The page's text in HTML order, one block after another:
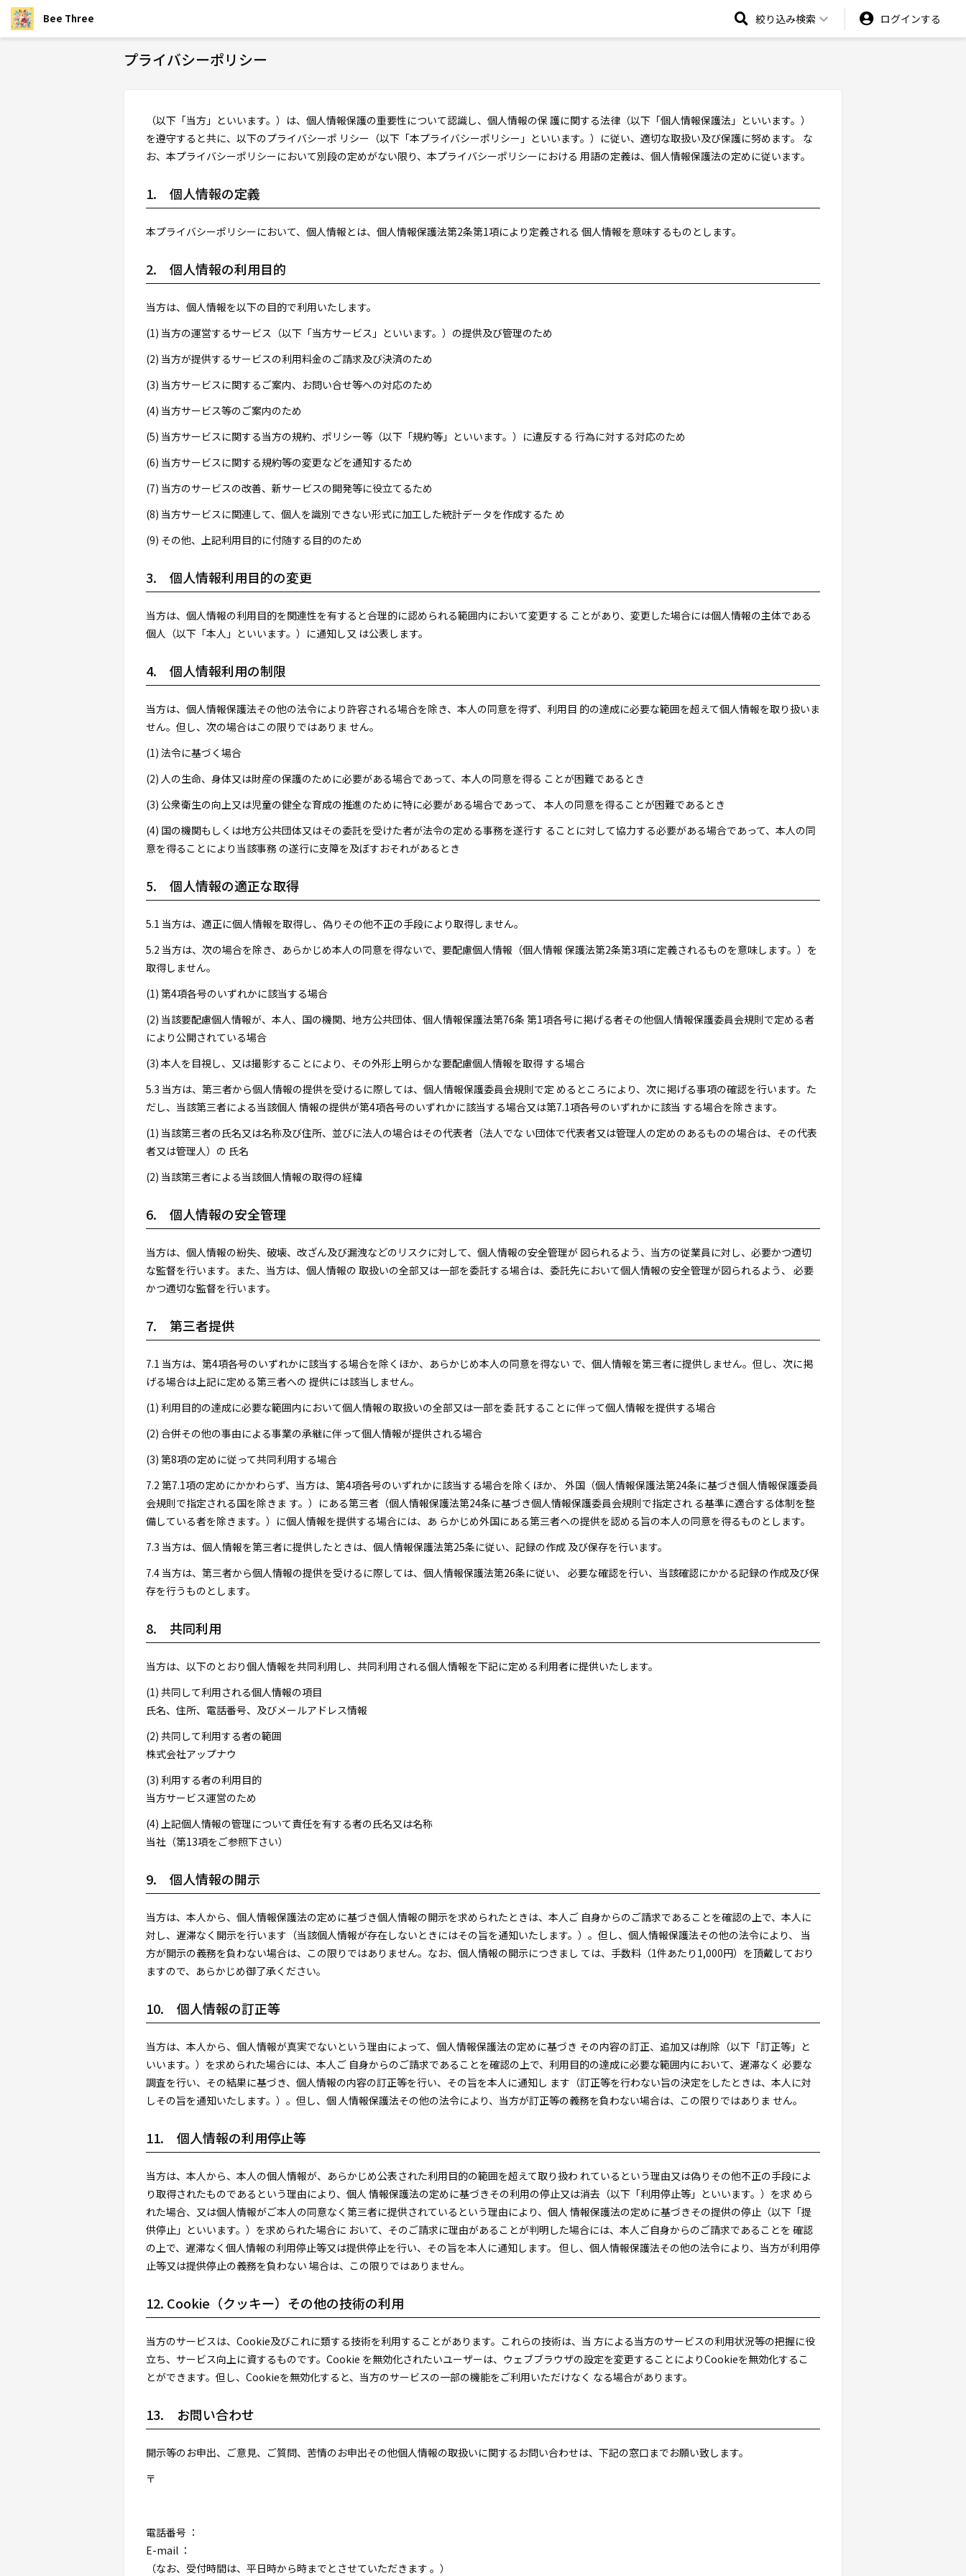
Bee Three 絞り込み検索 ログインする
プライバシーポリシー
（以下「当方」といいます。）は、個人情報保護の重要性について認識し、個人情報の保 護に関する法律（以下「個人情報保護法」といいます。）
を遵守すると共に、以下のプライバシーポ リシー（以下「本プライバシーポリシー」といいます。）に従い、適切な取扱い及び保護に努めます。 な
お、本プライバシーポリシーにおいて別段の定めがない限り、本プライバシーポリシーにおける 用語の定義は、個人情報保護法の定めに従います。
1. 個人情報の定義
本プライバシーポリシーにおいて、個人情報とは、個人情報保護法第2条第1項により定義される 個人情報を意味するものとします。
2. 個人情報の利用目的
当方は、個人情報を以下の目的で利用いたします。
(1) 当方の運営するサービス（以下「当方サービス」といいます。）の提供及び管理のため
(2) 当方が提供するサービスの利用料金のご請求及び決済のため
(3) 当方サービスに関するご案内、お問い合せ等への対応のため
(4) 当方サービス等のご案内のため
(5) 当方サービスに関する当方の規約、ポリシー等（以下「規約等」といいます。）に違反する 行為に対する対応のため
(6) 当方サービスに関する規約等の変更などを通知するため
(7) 当方のサービスの改善、新サービスの開発等に役立てるため
(8) 当方サービスに関連して、個人を識別できない形式に加工した統計データを作成するた め
(9) その他、上記利用目的に付随する目的のため
3. 個人情報利用目的の変更
当方は、個人情報の利用目的を関連性を有すると合理的に認められる範囲内において変更する ことがあり、変更した場合には個人情報の主体である
個人（以下「本人」といいます。）に通知し又 は公表します。
4. 個人情報利用の制限
当方は、個人情報保護法その他の法令により許容される場合を除き、本人の同意を得ず、利用目 的の達成に必要な範囲を超えて個人情報を取り扱いま
せん。但し、次の場合はこの限りではありま せん。
(1) 法令に基づく場合
(2) 人の生命、身体又は財産の保護のために必要がある場合であって、本人の同意を得る ことが困難であるとき
(3) 公衆衛生の向上又は児童の健全な育成の推進のために特に必要がある場合であって、 本人の同意を得ることが困難であるとき
(4) 国の機関もしくは地方公共団体又はその委託を受けた者が法令の定める事務を遂行す ることに対して協力する必要がある場合であって、本人の同
意を得ることにより当該事務 の遂行に支障を及ぼすおそれがあるとき
5. 個人情報の適正な取得
5.1 当方は、適正に個人情報を取得し、偽りその他不正の手段により取得しません。
5.2 当方は、次の場合を除き、あらかじめ本人の同意を得ないで、要配慮個人情報（個人情報 保護法第2条第3項に定義されるものを意味します。）を
取得しません。
(1) 第4項各号のいずれかに該当する場合
(2) 当該要配慮個人情報が、本人、国の機関、地方公共団体、個人情報保護法第76条 第1項各号に掲げる者その他個人情報保護委員会規則で定める者
により公開されている場合
(3) 本人を目視し、又は撮影することにより、その外形上明らかな要配慮個人情報を取得 する場合
5.3 当方は、第三者から個人情報の提供を受けるに際しては、個人情報保護委員会規則で定 めるところにより、次に掲げる事項の確認を行います。た
だし、当該第三者による当該個人 情報の提供が第4項各号のいずれかに該当する場合又は第7.1項各号のいずれかに該当 する場合を除きます。
(1) 当該第三者の氏名又は名称及び住所、並びに法人の場合はその代表者（法人でな い団体で代表者又は管理人の定めのあるものの場合は、その代表
者又は管理人）の 氏名
(2) 当該第三者による当該個人情報の取得の経緯
6. 個人情報の安全管理
当方は、個人情報の紛失、破壊、改ざん及び漏洩などのリスクに対して、個人情報の安全管理が 図られるよう、当方の従業員に対し、必要かつ適切
な監督を行います。また、当方は、個人情報の 取扱いの全部又は一部を委託する場合は、委託先において個人情報の安全管理が図られるよう、 必要
かつ適切な監督を行います。
7. 第三者提供
7.1 当方は、第4項各号のいずれかに該当する場合を除くほか、あらかじめ本人の同意を得ない で、個人情報を第三者に提供しません。但し、次に掲
げる場合は上記に定める第三者への 提供には該当しません。
(1) 利用目的の達成に必要な範囲内において個人情報の取扱いの全部又は一部を委 託することに伴って個人情報を提供する場合
(2) 合併その他の事由による事業の承継に伴って個人情報が提供される場合
(3) 第8項の定めに従って共同利用する場合
7.2 第7.1項の定めにかかわらず、当方は、第4項各号のいずれかに該当する場合を除くほか、 外国（個人情報保護法第24条に基づき個人情報保護委員
会規則で指定される国を除きま す。）にある第三者（個人情報保護法第24条に基づき個人情報保護委員会規則で指定され る基準に適合する体制を整
備している者を除きます。）に個人情報を提供する場合には、あ らかじめ外国にある第三者への提供を認める旨の本人の同意を得るものとします。
7.3 当方は、個人情報を第三者に提供したときは、個人情報保護法第25条に従い、記録の作成 及び保存を行います。
7.4 当方は、第三者から個人情報の提供を受けるに際しては、個人情報保護法第26条に従い、 必要な確認を行い、当該確認にかかる記録の作成及び保
存を行うものとします。
8. 共同利用
当方は、以下のとおり個人情報を共同利用し、共同利用される個人情報を下記に定める利用者に提供いたします。
(1) 共同して利用される個人情報の項目
氏名、住所、電話番号、及びメールアドレス情報
(2) 共同して利用する者の範囲
株式会社アップナウ
(3) 利用する者の利用目的
当方サービス運営のため
(4) 上記個人情報の管理について責任を有する者の氏名又は名称
当社（第13項をご参照下さい）
9. 個人情報の開示
当方は、本人から、個人情報保護法の定めに基づき個人情報の開示を求められたときは、本人ご 自身からのご請求であることを確認の上で、本人に
対し、遅滞なく開示を行います（当該個人情報が存在しないときにはその旨を通知いたします。）。但し、個人情報保護法その他の法令により、 当
方が開示の義務を負わない場合は、この限りではありません。なお、個人情報の開示につきまし ては、手数料（1件あたり1,000円）を頂戴しており
ますので、あらかじめ御了承ください。
10. 個人情報の訂正等
当方は、本人から、個人情報が真実でないという理由によって、個人情報保護法の定めに基づき その内容の訂正、追加又は削除（以下「訂正等」と
いいます。）を求められた場合には、本人ご 自身からのご請求であることを確認の上で、利用目的の達成に必要な範囲内において、遅滞なく 必要な
調査を行い、その結果に基づき、個人情報の内容の訂正等を行い、その旨を本人に通知し ます（訂正等を行わない旨の決定をしたときは、本人に対
しその旨を通知いたします。）。但し、個 人情報保護法その他の法令により、当方が訂正等の義務を負わない場合は、この限りではありま せん。
11. 個人情報の利用停止等
当方は、本人から、本人の個人情報が、あらかじめ公表された利用目的の範囲を超えて取り扱わ れているという理由又は偽りその他不正の手段によ
り取得されたものであるという理由により、個人 情報保護法の定めに基づきその利用の停止又は消去（以下「利用停止等」といいます。）を求 めら
れた場合、又は個人情報がご本人の同意なく第三者に提供されているという理由により、個人 情報保護法の定めに基づきその提供の停止（以下「提
供停止」といいます。）を求められた場合に おいて、そのご請求に理由があることが判明した場合には、本人ご自身からのご請求であることを 確認
の上で、遅滞なく個人情報の利用停止等又は提供停止を行い、その旨を本人に通知します。 但し、個人情報保護法その他の法令により、当方が利用停
止等又は提供停止の義務を負わない 場合は、この限りではありません。
12. Cookie（クッキー）その他の技術の利用
当方のサービスは、Cookie及びこれに類する技術を利用することがあります。これらの技術は、当 方による当方のサービスの利用状況等の把握に役
立ち、サービス向上に資するものです。Cookie を無効化されたいユーザーは、ウェブブラウザの設定を変更することによりCookieを無効化するこ
とができます。但し、Cookieを無効化すると、当方のサービスの一部の機能をご利用いただけなく なる場合があります。
13. お問い合わせ
開示等のお申出、ご意見、ご質問、苦情のお申出その他個人情報の取扱いに関するお問い合わせは、下記の窓口までお願い致します。
〒
電話番号 ：
E-mail ：
（なお、受付時間は、平日時から時までとさせていただきます 。）